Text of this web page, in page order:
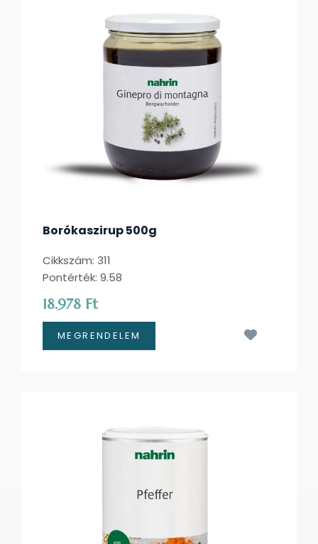
Borókaszirup 500g
Cikkszám: 311
Pontérték: 9.58
18.978 Ft